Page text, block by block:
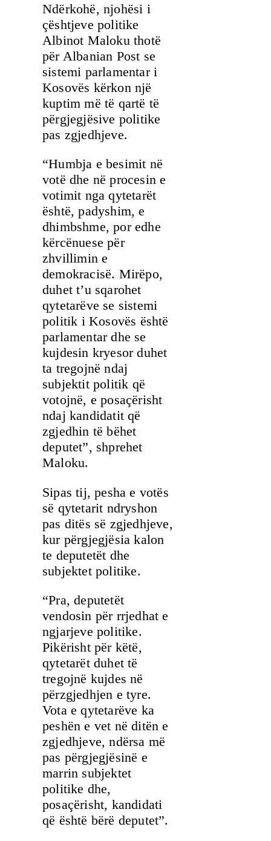
Ndërkohë, njohësi i
çështjeve politike
Albinot Maloku thotë
për Albanian Post se
sistemi parlamentar i
Kosovës kërkon një
kuptim më të qartë të
përgjegjësive politike
pas zgjedhjeve.
“Humbja e besimit në
votë dhe në procesin e
votimit nga qytetarët
është, padyshim, e
dhimbshme, por edhe
kërcënuese për
zhvillimin e
demokracisë. Mirëpo,
duhet t’u sqarohet
qytetarëve se sistemi
politik i Kosovës është
parlamentar dhe se
kujdesin kryesor duhet
ta tregojnë ndaj
subjektit politik që
votojnë, e posaçërisht
ndaj kandidatit që
zgjedhin të bëhet
deputet”, shprehet
Maloku.
Sipas tij, pesha e votës
së qytetarit ndryshon
pas ditës së zgjedhjeve,
kur përgjegjësia kalon
te deputetët dhe
subjektet politike.
“Pra, deputetët
vendosin për rrjedhat e
ngjarjeve politike.
Pikërisht për këtë,
qytetarët duhet të
tregojnë kujdes në
përzgjedhjen e tyre.
Vota e qytetarëve ka
peshën e vet në ditën e
zgjedhjeve, ndërsa më
pas përgjegjësinë e
marrin subjektet
politike dhe,
posaçërisht, kandidati
që është bërë deputet”.